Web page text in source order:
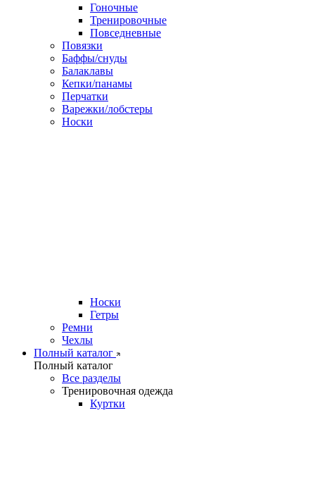
Гоночные
Тренировочные
Повседневные
Повязки
Баффы/снуды
Балаклавы
Кепки/панамы
Перчатки
Варежки/лобстеры
Носки
Носки
Гетры
Ремни
Чехлы
Полный каталог
Полный каталог
Все разделы
Тренировочная одежда
Куртки